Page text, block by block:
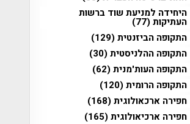
היחידה למניעת שוד ברשות
העתיקות(77)
התקופה הביזנטית(129)
התקופה ההלניסטית(30)
התקופה העות'מנית(62)
התקופה הרומית(120)
חפירה ארכאולוגית(168)
חפירה ארכיאולוגית(165)